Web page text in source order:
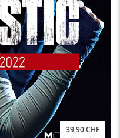
39,90 CHF